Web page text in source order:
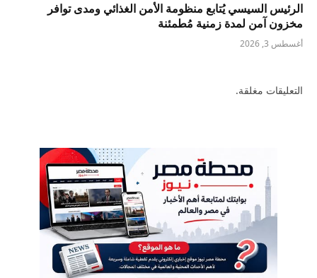
الرئيس السيسي يُتابع منظومة الأمن الغذائي ومدى توافر
مخزون آمن لمدة زمنية مُطمئنة
أغسطس 3, 2026
التعليقات مغلقة.